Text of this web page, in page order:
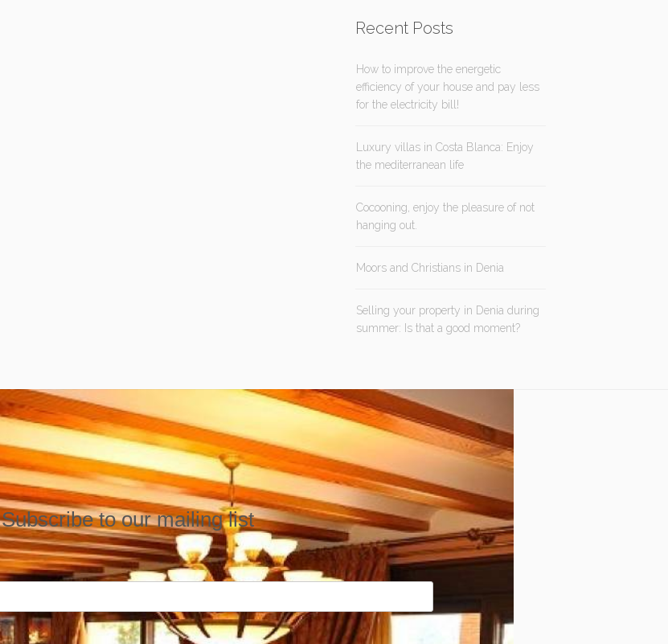
Recent Posts
How to improve the energetic
efficiency of your house and pay less
for the electricity bill!
Luxury villas in Costa Blanca: Enjoy
the mediterranean life
Cocooning, enjoy the pleasure of not
hanging out.
Moors and Christians in Denia
Selling your property in Denia during
summer: Is that a good moment?
Subscribe to our mailing list